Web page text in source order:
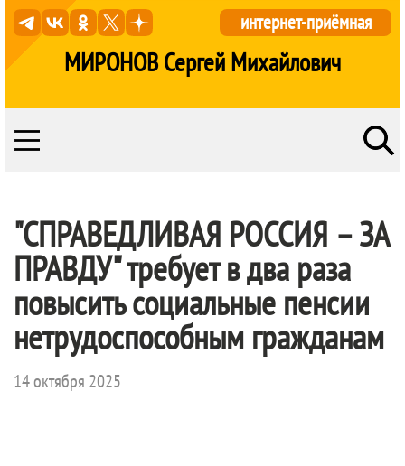
МИРОНОВ Сергей Михайлович
интернет-приёмная
"СПРАВЕДЛИВАЯ РОССИЯ – ЗА
ПРАВДУ" требует в два раза
повысить социальные пенсии
нетрудоспособным гражданам
14 октября 2025